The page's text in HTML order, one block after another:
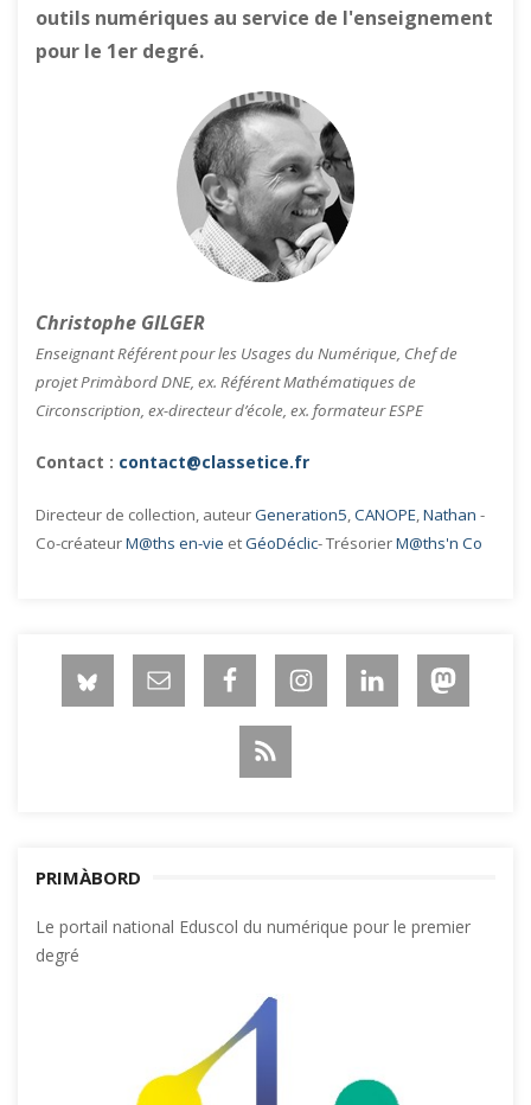
outils numériques au service de l'enseignement
pour le 1er degré.
Christophe GILGER
Enseignant Référent pour les Usages du Numérique, Chef de
projet Primàbord DNE, ex. Référent Mathématiques de
Circonscription, ex-directeur d’école, ex. formateur ESPE
Contact : contact@classetice.fr
Directeur de collection, auteurGeneration5,CANOPE,Nathan -
Co-créateurM@ths en-vie etGéoDéclic- TrésorierM@ths'n Co
PRIMÀBORD
Le portail national Eduscol du numérique pour le premier
degré